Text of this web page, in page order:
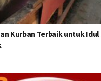
Kurban Terbaik untuk Idul